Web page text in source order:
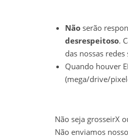
Nãoserão
desrespeitoso.
das nossas redes
Quando houver
(mega/drive/
Não seja grosseirX
Não enviamos